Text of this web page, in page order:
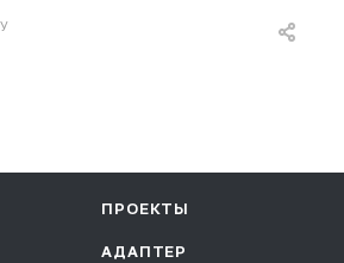
ПРОЕКТЫ
АДАПТЕР